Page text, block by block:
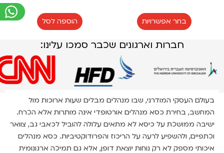
בחר אפשרויות הוספה לסל
חברות וארגונים שכבר סמכו עלינו:
בעולם העסקי המודרני, שבו מנהלים מבלים שעות ארוכות מול
המחשב, בחירת כסא מנהלים אורטופדי אינה מותרות אלא הכרח.
ישיבה ממושכת על כיסא לא מתאים עלולה להוביל לכאבי גב, צוואר
וכתפיים, ולהשפיע לרעה על הריכוז והפרודוקטיביות. כסא מנהלים
איכותי מספק לא רק נוחות יוצאת דופן, אלא גם תמיכה ארגונומית